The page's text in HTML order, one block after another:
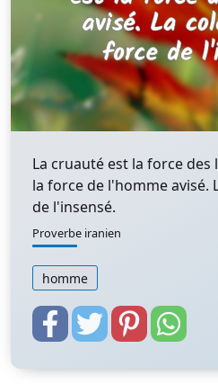
La cruauté est la force des
la force de l'homme avisé.
de l'insensé.
Proverbe iranien
homme